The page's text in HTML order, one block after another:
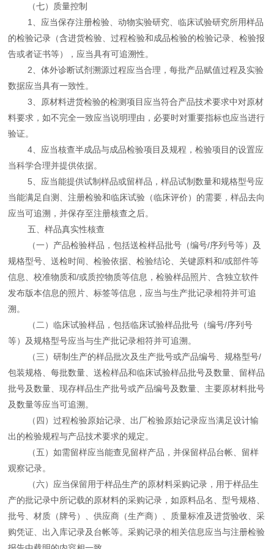
（七）质量控制
1、应当保存注册检验、动物实验研究、临床试验研究所用样品
的检验记录（含进货检验、过程检验和成品检验的检验记录、检验报
告或者证书等），应当具有可追溯性。
2、体外诊断试剂溯源过程应当合理，每批产品赋值过程及实验
数据应当具有一致性。
3、原材料进货检验的检测项目应当符合产品技术要求中对原材
料要求，如不完全一致应当说明理由，必要时对重要指标也应当进行
验证。
4、应当核查半成品与成品检验项目及规程，检验项目的设置应
当科学合理并提供依据。
5、应当能提供试制样品或留样品，样品试制数量和规格型号应
当能满足自测、注册检验和临床试验（临床评价）的需要，样品去向
应当可追溯，并保存至注册核查之后。
五、样品真实性核查
（一）产品检验样品，包括送检样品批号（编号/序列号等）及
规格型号、送检时间、检验依据、检验结论、关键原料和/或部件等
信息、校准物质和/或质控物质等信息，检验样品照片、含独立软件
发布版本信息的照片、标签等信息，应当与生产批记录相符并可追
溯。
（二）临床试验样品，包括临床试验样品批号（编号/序列号
等）及规格型号应当与生产批记录相符并可追溯。
（三）研制生产的样品批次及生产批号或产品编号、规格型号/
包装规格、每批数量、送检样品和临床试验样品批号及数量、留样品
批号及数量、现存样品生产批号或产品编号及数量、主要原材料批号
及数量等应当可追溯。
（四）过程检验原始记录、出厂检验原始记录应当满足设计输
出的检验规程与产品技术要求的规定。
（五）如需留样应当能查见留样产品，并保留样品台帐、留样
观察记录。
（六）应当保留用于样品生产的原材料采购记录，用于样品生
产的批记录中所记载的原材料的采购记录，如原料品名、型号规格、
批号、材质（牌号）、供应商（生产商）、质量标准及进货验收、采
购凭证、出入库记录及台帐等。采购记录的相关信息应当与注册检验